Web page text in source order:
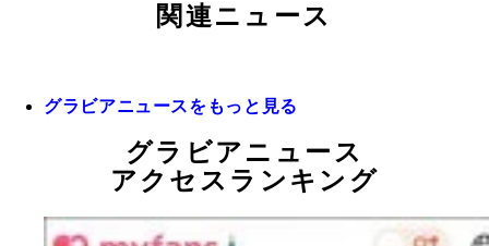
関連ニュース
グラビアニュースをもっと見る
グラビアニュース
アクセスランキング